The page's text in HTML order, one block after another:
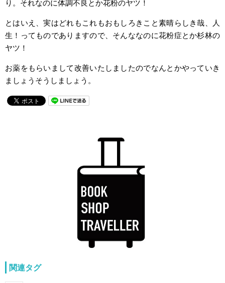
とはいえ、実はどれもこれもおもしろきこと素晴らしき哉、人
生！ってものでありますので、そんななのに花粉症とか杉林の
ヤツ！
お薬をもらいまして改善いたしましたのでなんとかやっていき
ましょうそうしましょう。
関連タグ